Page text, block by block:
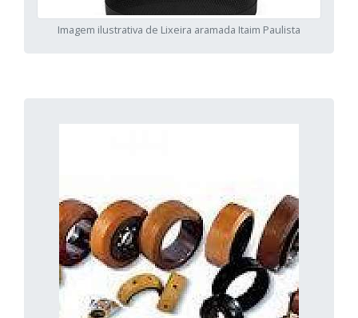
Imagem ilustrativa de Lixeira aramada Itaim Paulista